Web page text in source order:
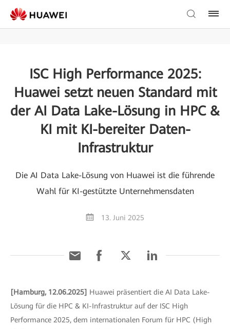
ISC High Performance 2025:
Huawei setzt neuen Standard mit
der AI Data Lake-Lösung in HPC &
KI mit KI-bereiter Daten-
Infrastruktur
Die AI Data Lake-Lösung von Huawei ist die führende
Wahl für KI-gestützte Unternehmensdaten
13. Juni 2025
[Hamburg, 12.06.2025] Huawei präsentiert die AI Data Lake-
Lösung für die HPC & KI-Infrastruktur auf der ISC High
Performance 2025, dem internationalen Forum für HPC (High